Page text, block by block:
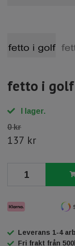
fetto i golf
I lager.
0 kr
137 kr
Leverans 1-4
Fri frakt från